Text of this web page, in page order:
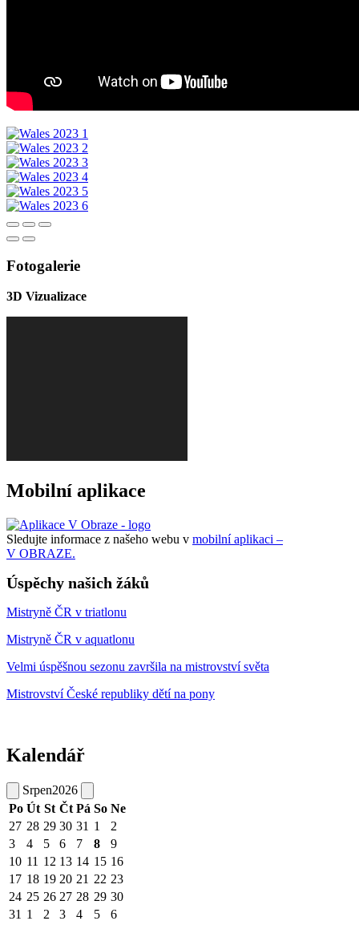
Fotogalerie
3D Vizualizace
Mobilní aplikace
Sledujte informace z našeho webu v mobilní aplikaci –
V OBRAZE.
Úspěchy našich žáků
Mistryně ČR v triatlonu
Mistryně ČR v aquatlonu
Velmi úspěšnou sezonu završila na mistrovství světa
Mistrovství České republiky dětí na pony
Kalendář
Srpen2026
Po Út St Čt Pá So Ne
27 28 29 30 31 1
2
3
4 5 6 7 8
9
10 11 12 13 14 15 16
17 18 19 20 21 22 23
24 25 26 27 28 29 30
31 1 2 3 4 5 6